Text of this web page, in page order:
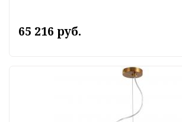
65 216 руб.